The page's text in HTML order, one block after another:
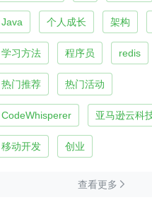
Java 个人成长 架构
学习方法 程序员 redis
热门推荐 热门活动
CodeWhisperer 亚马逊云科
移动开发 创业
查看更多 